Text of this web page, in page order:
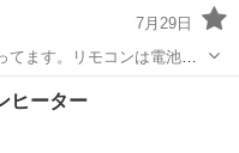
7月29日
ます。リモコンは電池切
節、空調家電
ヒーター